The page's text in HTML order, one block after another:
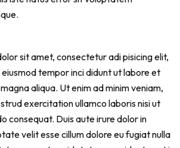
sit amet, consectetur adi pisicing elit,
eiusmod tempor inci didunt ut labore et
aliqua. Ut enim ad minim veniam,
exercitation ullamco laboris nisi ut
consequat. Duis aute irure dolor in
velit esse cillum dolore eu fugiat nulla